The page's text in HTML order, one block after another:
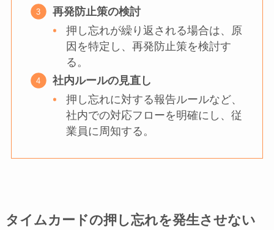
再発防止策の検討
押し忘れが繰り返される場合は、原
因を特定し、再発防止策を検討す
る。
社内ルールの見直し
押し忘れに対する報告ルールなど、
社内での対応フローを明確にし、従
業員に周知する。
タイムカードの押し忘れを発生させない